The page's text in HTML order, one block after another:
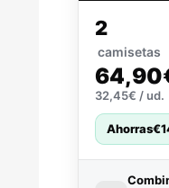
2
camisetas
32,45€ / ud.
Ahorras€